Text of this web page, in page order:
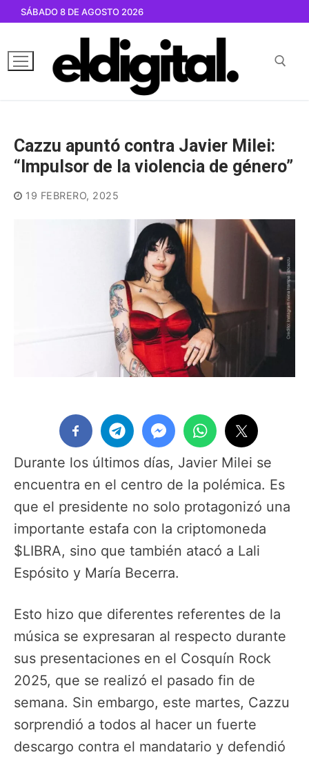
contenido
SÁBADO 8 DE AGOSTO 2026
Cazzu apuntó contra Javier Milei:
“Impulsor de la violencia de género”
19 FEBRERO, 2025
Durante los últimos días, Javier Milei se
encuentra en el centro de la polémica. Es
que el presidente no solo protagonizó una
importante estafa con la criptomoneda
$LIBRA, sino que también atacó a Lali
Espósito y María Becerra.
Esto hizo que diferentes referentes de la
música se expresaran al respecto durante
sus presentaciones en el Cosquín Rock
2025, que se realizó el pasado fin de
semana. Sin embargo, este martes, Cazzu
sorprendió a todos al hacer un fuerte
descargo contra el mandatario y defendió